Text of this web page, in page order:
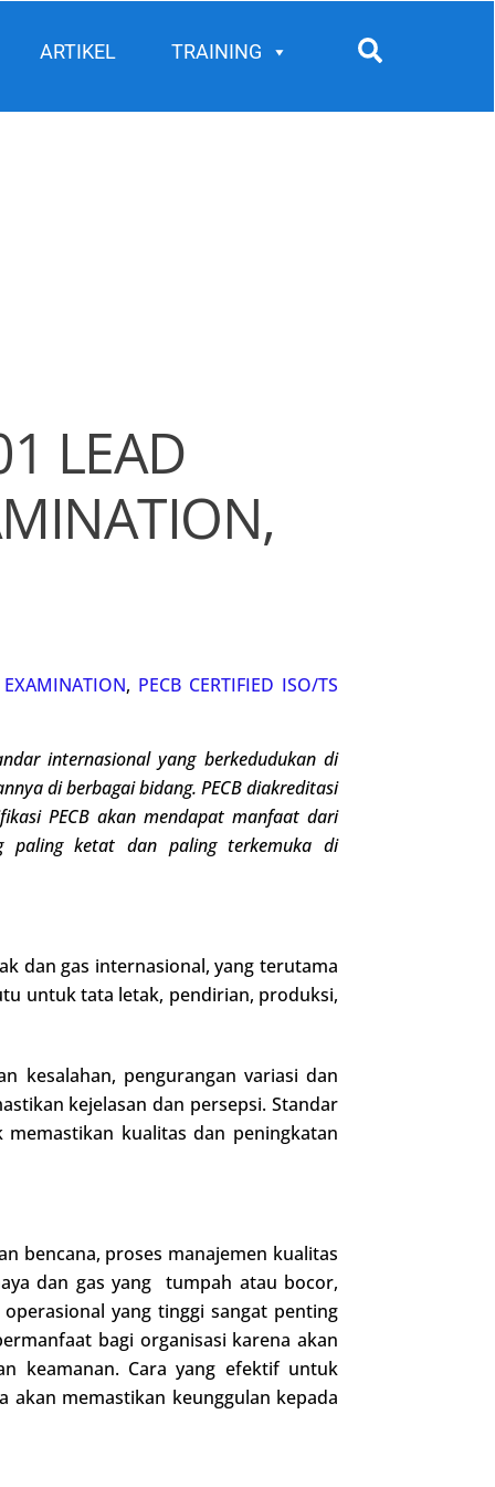
ARTIKEL TRAINING
LEAD
EXAMINATION, PECB CERTIFIED ISO/TS
internasionalyang berkedudukan di
di berbagai bidang. PECB diakreditasi
PECB akan mendapat manfaat dari
paling ketat dan paling terkemuka di
dan gas internasional, yang terutama
untuk tata letak, pendirian, produksi,
kesalahan, pengurangan variasi dan
kejelasan dan persepsi. Standar
kualitas dan peningkatan
bencana, proses manajemen kualitas
dan gas yang tumpah atau bocor,
yang tinggi sangat penting
bagi organisasi karena akan
keamanan. Cara yang efektif untuk
akan memastikan keunggulan kepada